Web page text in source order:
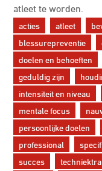
atleet te worden.
acties atleet
blessurepreventie
doelen en behoeften
geduldig zijn
intensiteit en niveau
mentale focus
persoonlijke doelen
professional
succes